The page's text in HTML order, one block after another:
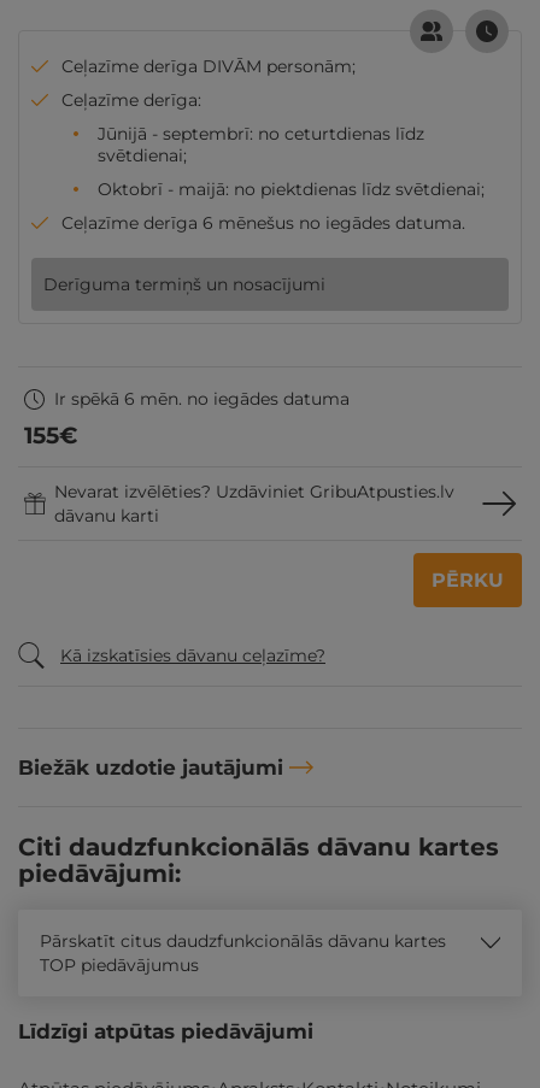
Ceļazīme derīga DIVĀM personām;
Ceļazīme derīga:
Jūnijā - septembrī: no ceturtdienas līdz
svētdienai;
Oktobrī - maijā: no piektdienas līdz svētdienai;
Ceļazīme derīga 6 mēnešus no iegādes datuma.
Derīguma termiņš un nosacījumi
Ir spēkā 6 mēn. no iegādes datuma
155€
Nevarat izvēlēties? Uzdāviniet GribuAtpusties.lv
dāvanu karti
PĒRKU
Kā izskatīsies dāvanu ceļazīme?
Biežāk uzdotie jautājumi
Citi daudzfunkcionālās dāvanu kartes
piedāvājumi:
Pārskatīt citus daudzfunkcionālās dāvanu kartes
TOP piedāvājumus
Līdzīgi atpūtas piedāvājumi